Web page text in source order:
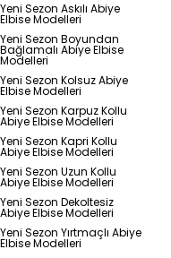
Yeni Sezon Askılı Abiye
Elbise Modelleri
Yeni Sezon Boyundan
Bağlamalı Abiye Elbise
Modelleri
Yeni Sezon Kolsuz Abiye
Elbise Modelleri
Yeni Sezon Karpuz Kollu
Abiye Elbise Modelleri
Yeni Sezon Kapri Kollu
Abiye Elbise Modelleri
Yeni Sezon Uzun Kollu
Abiye Elbise Modelleri
Yeni Sezon Dekoltesiz
Abiye Elbise Modelleri
Yeni Sezon Yırtmaçlı Abiye
Elbise Modelleri